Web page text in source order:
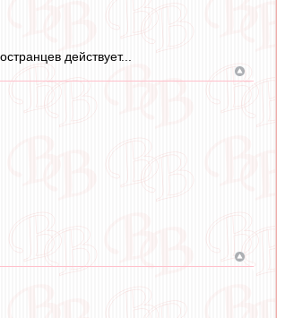
действует...